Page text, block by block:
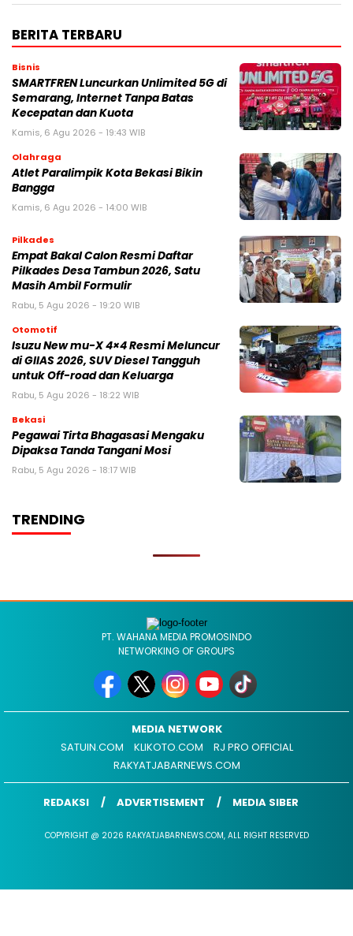
BERITA TERBARU
Bisnis
SMARTFREN Luncurkan Unlimited 5G di
Semarang, Internet Tanpa Batas
Kecepatan dan Kuota
Kamis, 6 Agu 2026 - 19:43 WIB
Olahraga
Atlet Paralimpik Kota Bekasi Bikin
Bangga
Kamis, 6 Agu 2026 - 14:00 WIB
Pilkades
Empat Bakal Calon Resmi Daftar
Pilkades Desa Tambun 2026, Satu
Masih Ambil Formulir
Rabu, 5 Agu 2026 - 19:20 WIB
Otomotif
Isuzu New mu-X 4×4 Resmi Meluncur
di GIIAS 2026, SUV Diesel Tangguh
untuk Off-road dan Keluarga
Rabu, 5 Agu 2026 - 18:22 WIB
Bekasi
Pegawai Tirta Bhagasasi Mengaku
Dipaksa Tanda Tangani Mosi
Rabu, 5 Agu 2026 - 18:17 WIB
TRENDING
PT. WAHANA MEDIA PROMOSINDO
NETWORKING OF GROUPS
MEDIA NETWORK
SATUIN.COM
KLIKOTO.COM
RJ PRO OFFICIAL
RAKYATJABARNEWS.COM
REDAKSI ADVERTISEMENT MEDIA SIBER
COPYRIGHT @ 2026 RAKYATJABARNEWS.COM, ALL RIGHT RESERVED